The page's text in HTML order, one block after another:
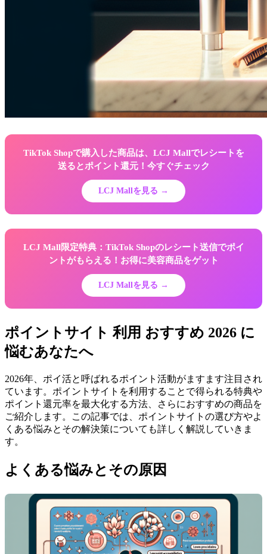
TikTok Shopで購入した商品は、LCJ Mallでレシートを
送るとポイント還元！今すぐチェック
LCJ Mallを見る →
LCJ Mall限定特典：TikTok Shopのレシート送信でポイ
ントがもらえる！お得に美容商品をゲット
LCJ Mallを見る →
ポイントサイト 利用 おすすめ 2026 に
悩むあなたへ
2026年、ポイ活と呼ばれるポイント活動がますます注目され
ています。ポイントサイトを利用することで得られる特典や
ポイント還元率を最大化する方法、さらにおすすめの商品を
ご紹介します。この記事では、ポイントサイトの選び方やよ
くある悩みとその解決策についても詳しく解説していきま
す。
よくある悩みとその原因